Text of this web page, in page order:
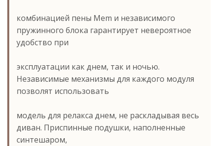
комбинацией пены Mem и независимого
пружинного блока гарантирует невероятное
удобство при
эксплуатации как днем, так и ночью.
Независимые механизмы для каждого модуля
позволят использовать
модель для релакса днем, не раскладывая весь
диван. Приспинные подушки, наполненные
синтешаром,